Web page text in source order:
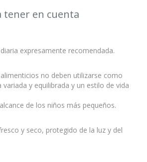
tener en cuenta
expresamente recomendada.
no deben utilizarse como
y equilibrada y un estilo de vida
de los niños más pequeños.
y seco, protegido de la luz y del